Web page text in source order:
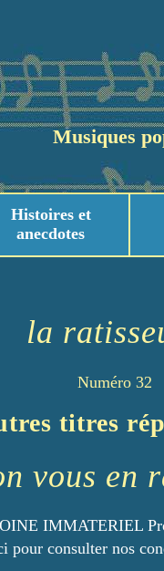
Musiques
Histoires et
anecdotes
la
Numéro 32
titres
vous en
IMMATERIEL
pour consulter nos